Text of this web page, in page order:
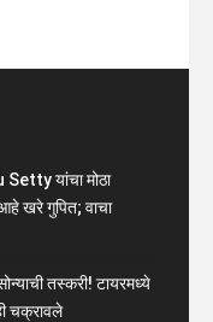
यांचा मोठा
खरे गुपित; वाचा
तस्करी! टायरमध्ये
चक्रावले